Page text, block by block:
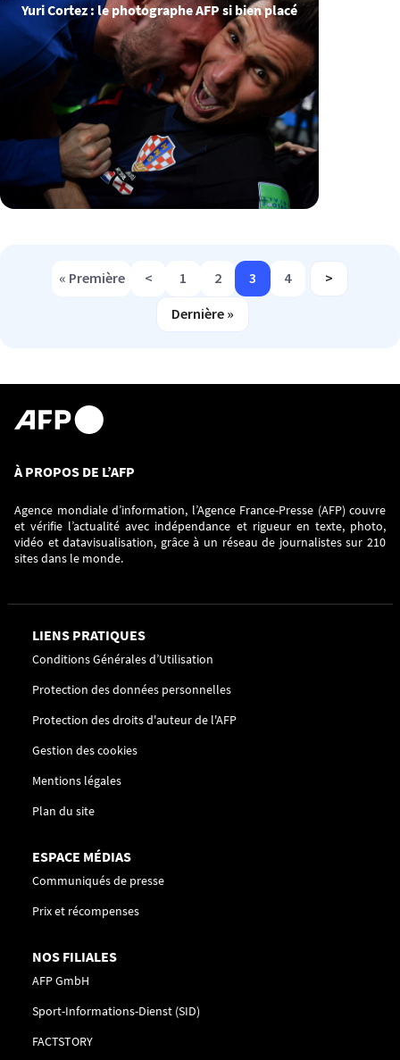
Yuri Cortez : le photographe AFP si bien placé
PAGINATION
Première page
« Première Page précédente
< Page
1 Page
2 Page courante
3 Page
4 Page
>
Dernière page
Dernière »
À PROPOS DE L’AFP
Agence mondiale d’information, l’Agence France-Presse (AFP) couvre
et vérifie l’actualité avec indépendance et rigueur en texte, photo,
vidéo et datavisualisation, grâce à un réseau de journalistes sur 210
sites dans le monde.
LIENS PRATIQUES
Conditions Générales d’Utilisation
Protection des données personnelles
Protection des droits d'auteur de l'AFP
Gestion des cookies
Mentions légales
Plan du site
ESPACE MÉDIAS
Communiqués de presse
Prix et récompenses
NOS FILIALES
AFP GmbH
Sport-Informations-Dienst (SID)
FACTSTORY